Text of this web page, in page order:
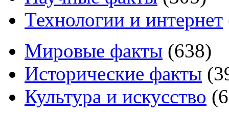
Технологии и интернет
Мировые факты (638)
Исторические факты (
Культура и искусство (